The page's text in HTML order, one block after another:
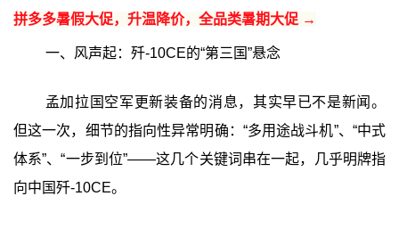
拼多多暑假大促，升温降价，全品类暑期大促 →
一、风声起：歼-10CE的“第三国”悬念
孟加拉国空军更新装备的消息，其实早已不是新闻。
但这一次，细节的指向性异常明确：“多用途战斗机”、“中式
体系”、“一步到位”——这几个关键词串在一起，几乎明牌指
向中国歼-10CE。